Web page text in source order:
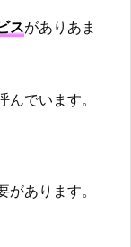
スがありあま
んでいます。
あります。